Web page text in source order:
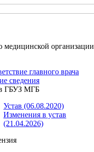
медицинской организации
главного врача
сведения
ГБУЗ МГБ
Устав (06.08.2020)
Изменения в устав
(21.04.2026)